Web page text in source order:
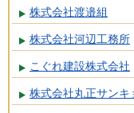
株式会社渡邉組
株式会社河辺工務所
こぐれ建設株式会社
株式会社丸正サンキ